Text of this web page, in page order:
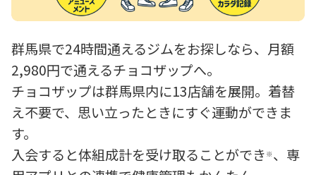
群馬県で24時間通えるジムをお探しなら、月額
2,980円で通えるチョコザップへ。
チョコザップは群馬県内に13店舗を展開。着替
え不要で、思い立ったときにすぐ運動ができま
す。
入会すると体組成計を受け取ることができ ※ 、専